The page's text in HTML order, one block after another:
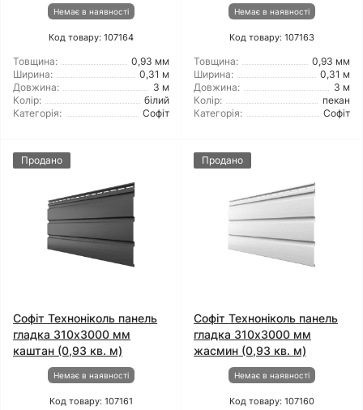
Немає в наявності
Код товару: 107164
Товщина:
0,93 мм
Ширина:
0,31 м
Довжина:
3 м
Колір:
білий
Категорія:
Софіт
Немає в наявності
Код товару: 107163
Товщина:
0,93 мм
Ширина:
0,31 м
Довжина:
3 м
Колір:
пекан
Категорія:
Софіт
Продано
Софіт Техноніколь панель
гладка 310х3000 мм
каштан (0,93 кв. м)
Немає в наявності
Код товару: 107161
Продано
Софіт Техноніколь панель
гладка 310х3000 мм
жасмин (0,93 кв. м)
Немає в наявності
Код товару: 107160